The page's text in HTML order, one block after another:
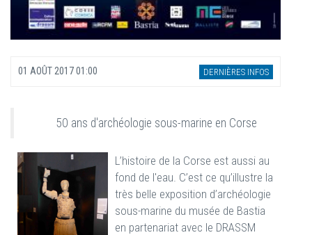
01 AOÛT 2017 01:00 DERNIÈRES INFOS
50 ans d'archéologie sous-marine en Corse
L’histoire de la Corse est aussi au
fond de l'eau. C’est ce qu’illustre la
très belle exposition d’archéologie
sous-marine du musée de Bastia
en partenariat avec le DRASSM